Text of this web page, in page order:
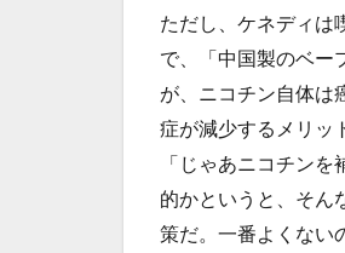
ただし、ケネディは
で、「中国製のベー
が、ニコチン自体は
症が減少するメリッ
「じゃあニコチン
的かというと、そん
策だ。一番よくない